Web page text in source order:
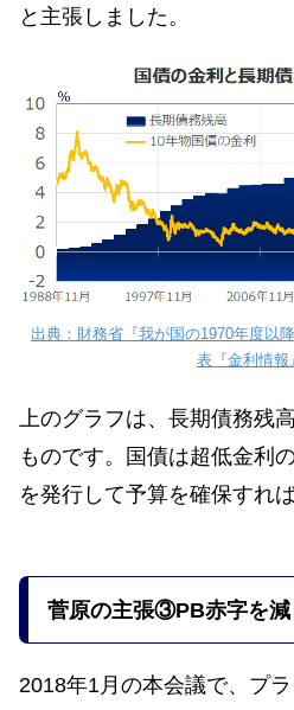
と主張しました。
出典：財務省『我が国の1970年度以
表『金利情報
上のグラフは、長期債務残
ものです。国債は超低金利
を発行して予算を確保すれ
菅原の主張③PB赤字を減
2018年1月の本会議で、プ